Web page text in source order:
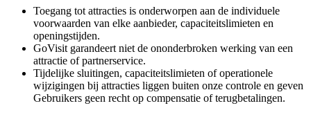
Toegang tot attracties is onderworpen aan de individuele
voorwaarden van elke aanbieder, capaciteitslimieten en
openingstijden.
GoVisit garandeert niet de ononderbroken werking van een
attractie of partnerservice.
Tijdelijke sluitingen, capaciteitslimieten of operationele
wijzigingen bij attracties liggen buiten onze controle en geven
Gebruikers geen recht op compensatie of terugbetalingen.